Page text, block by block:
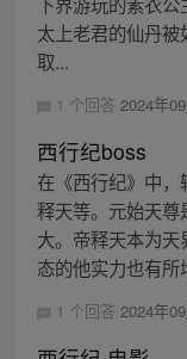
太上老君的仙丹
取...
1 个回答 2024年
西行纪boss
在《西行纪》中
释天等。元始天
大。帝释天本为
态的他实力也有所
1 个回答 2024年